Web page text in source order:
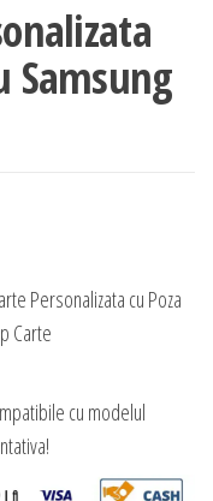
Samsung
Personalizata cu Poza
Carte
cu modelul